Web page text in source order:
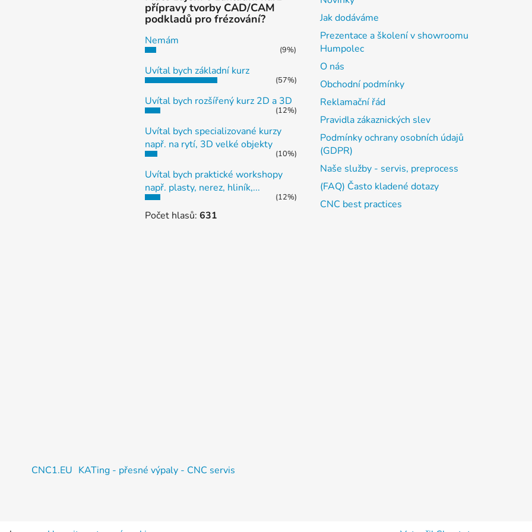
přípravy tvorby CAD/CAM
podkladů pro frézování?
Nemám
(9%)
Uvítal bych základní kurz
(57%)
Uvítal bych rozšířený kurz 2D a 3D
(12%)
Uvítal bych specializované kurzy
např. na rytí, 3D velké objekty
(10%)
Uvítal bych praktické workshopy
např. plasty, nerez, hliník,...
(12%)
Počet hlasů: 631
Jak dodáváme
Prezentace a školení v showroomu
Humpolec
O nás
Obchodní podmínky
Reklamační řád
Pravidla zákaznických slev
Podmínky ochrany osobních údajů
(GDPR)
Naše služby - servis, preprocess
(FAQ) Často kladené dotazy
CNC best practices
CNC1.EU KATing - přesné výpaly - CNC servis